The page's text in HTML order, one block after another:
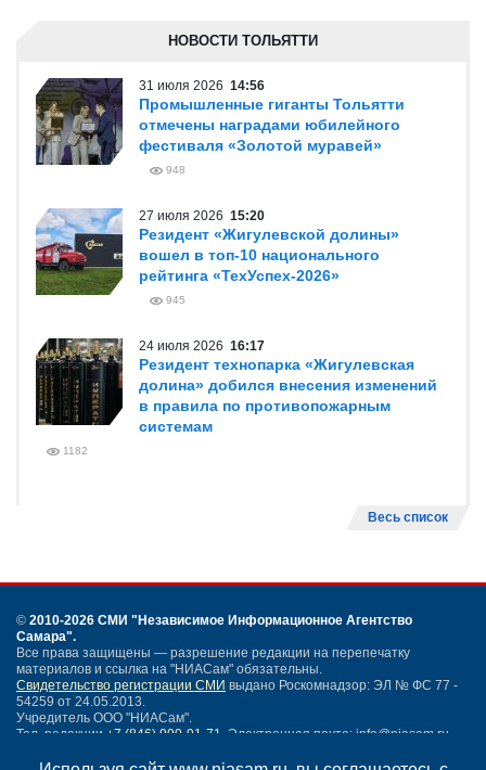
НОВОСТИ ТОЛЬЯТТИ
31 июля 2026 14:56
Промышленные гиганты Тольятти
отмечены наградами юбилейного
фестиваля «Золотой муравей»
948
27 июля 2026 15:20
Резидент «Жигулевской долины»
вошел в топ-10 национального
рейтинга «ТехУспех-2026»
945
24 июля 2026 16:17
Резидент технопарка «Жигулевская
долина» добился внесения изменений
в правила по противопожарным
системам
1182
Весь список
© 2010-2026 СМИ "Независимое Информационное Агентство
Самара".
Все права защищены — разрешение редакции на перепечатку
материалов и ссылка на "НИАСам" обязательны.
Свидетельство регистрации СМИ выдано Роскомнадзор: ЭЛ № ФС 77 -
54259 от 24.05.2013.
Учредитель ООО "НИАСам".
Тел. редакции +7 (846) 990-91-71. Электронная почта: info@niasam.ru